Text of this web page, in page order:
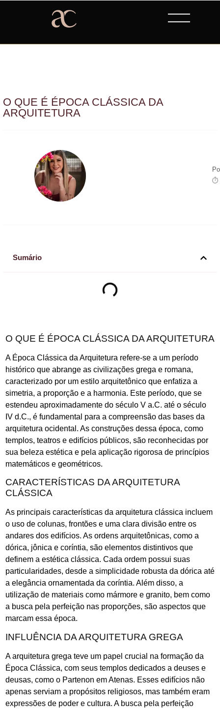
O QUE É ÉPOCA CLÁSSICA DA
ARQUITETURA
⏱
Sumário
O QUE É ÉPOCA CLÁSSICA DA ARQUITETURA
A Época Clássica da Arquitetura refere-se a um período
histórico que abrange as civilizações grega e romana,
caracterizado por um estilo arquitetônico que enfatiza a
simetria, a proporção e a harmonia. Este período, que se
estendeu aproximadamente do século V a.C. até o século
IV d.C., é fundamental para a compreensão das bases da
arquitetura ocidental. As construções dessa época, como
templos, teatros e edifícios públicos, são reconhecidas por
sua beleza estética e pela aplicação rigorosa de princípios
matemáticos e geométricos.
CARACTERÍSTICAS DA ARQUITETURA
CLÁSSICA
As principais características da arquitetura clássica incluem
o uso de colunas, frontões e uma clara divisão entre os
andares dos edifícios. As ordens arquitetônicas, como a
dórica, jônica e coríntia, são elementos distintivos que
definem a estética clássica. Cada ordem possui suas
particularidades, desde a simplicidade robusta da dórica até
a elegância ornamentada da coríntia. Além disso, a
utilização de materiais como mármore e granito, bem como
a busca pela perfeição nas proporções, são aspectos que
marcam essa época.
INFLUÊNCIA DA ARQUITETURA GREGA
A arquitetura grega teve um papel crucial na formação da
Época Clássica, com seus templos dedicados a deuses e
deusas, como o Partenon em Atenas. Esses edifícios não
apenas serviam a propósitos religiosos, mas também eram
expressões de poder e cultura. A busca pela perfeição